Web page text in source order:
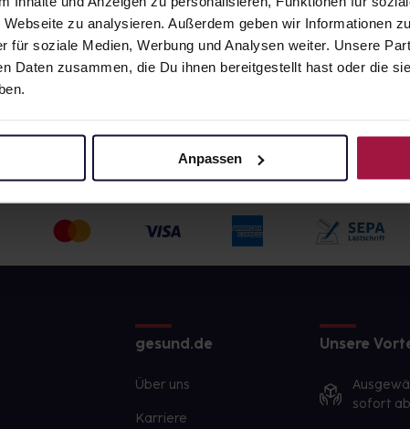
zu analysieren. Außerdem geben wir Informationen
für soziale Medien, Werbung und Analysen weiter. Unsere
Daten zusammen, die Du ihnen bereitgestellt hast oder die
Anpassen
gesund.de
Über uns
Karriere
Unsere
sofort